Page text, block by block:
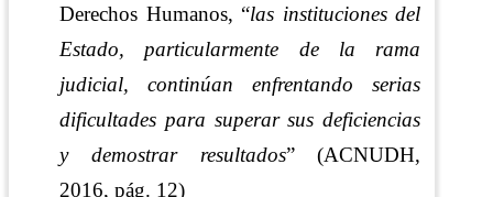
Derechos Humanos, “las instituciones del
Estado, particularmente de la rama
judicial, continúan enfrentando serias
dificultades para superar sus deficiencias
y demostrar resultados”(ACNUDH,
2016, pág. 12)